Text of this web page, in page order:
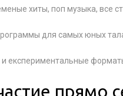
хиты, поп музыка, все
для самых юных
и експериментальные
прямо